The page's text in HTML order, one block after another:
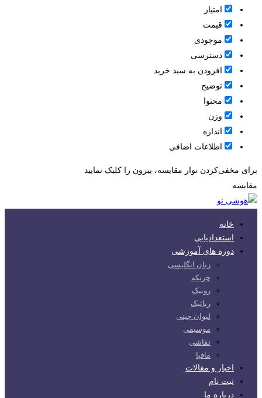
امتیاز
قيمت
موجودی
دسترسی
افزودن به سبد خرید
توضیح
محتوا
وزن
اندازه
اطلاعات اضافی
برای مخفی‌کردن نوار مقایسه، بیرون را کلیک نمایید
مقایسه
خانه
استعدادیابی
دوره های آموزشی
زبان انگلیسی
چرتکه
روبیک
رباتیک
لیوان چینی
موسیقی
نقاشی
مافیا
اخبار و مقالات
ثبت نام
درباره ما